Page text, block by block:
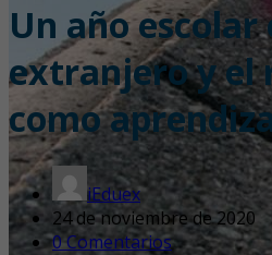
Un año escolar
extranjero y el
como
iEduex
24 de noviembre de 2020
0 Comentarios